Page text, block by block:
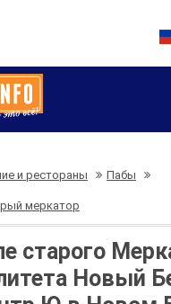
и рестораны Пабы
меркатор
старого
Новый